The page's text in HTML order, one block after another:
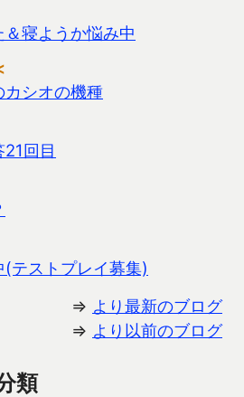
寝ようか悩み中
カシオの機種
回目
テストプレイ募集)
⇒ より最新のブログ
⇒ より以前のブログ
類